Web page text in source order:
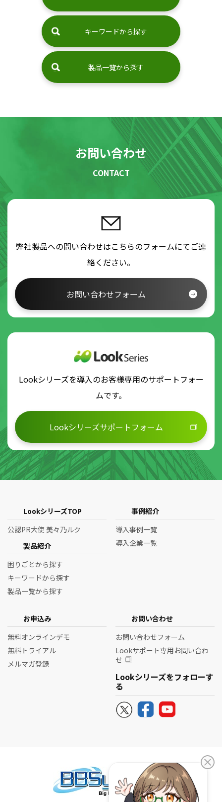
キーワードから探す
製品一覧から探す
お問い合わせ
CONTACT
弊社製品への問い合わせはこちらのフォームにてご連
絡ください。
お問い合わせフォーム
Lookシリーズを導入のお客様専用のサポートフォー
ムです。
Lookシリーズサポートフォーム
LookシリーズTOP
公認PR大使 美々乃ルク
製品紹介
困りごとから探す
キーワードから探す
製品一覧から探す
事例紹介
導入事例一覧
導入企業一覧
お申込み
無料オンラインデモ
無料トライアル
メルマガ登録
お問い合わせ
お問い合わせフォーム
Lookサポート専用お問い合わ
せ
Lookシリーズをフォローす
る